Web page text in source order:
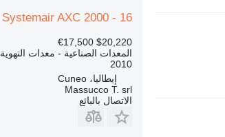
Systemair AXC 2000 - 16
$20,220
€17,500
المعدات الصناعية - معدات التهوية
2010
إيطاليا، Cuneo
Massucco T. srl
الاتصال بالبائع